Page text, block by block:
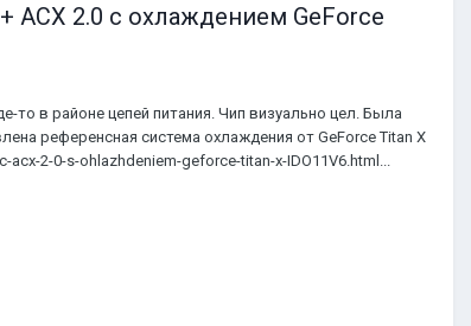
ACX 2.0 с охлаждением GeForce
то в районе цепей питания. Чип визуально цел. Была
референсная система охлаждения от GeForce Titan X
2-0-s-ohlazhdeniem-geforce-titan-x-IDO11V6.html...